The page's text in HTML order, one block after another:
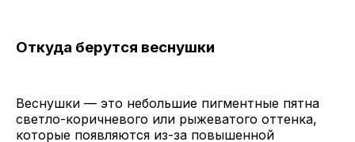
Откуда берутся веснушки
Веснушки — это небольшие пигментные пятна
светло-коричневого или рыжеватого оттенка,
которые появляются из-за повышенной